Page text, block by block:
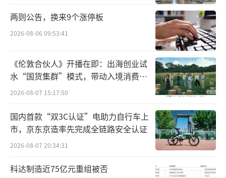
虽然营收在不断增长，但百济神州却仍没
实现盈利。这是怎么一回事？今年前三季度，
百济神州归母净利润亏损36.87亿元，虽然较去
年同期亏损有所收窄，但整体仍未显现出“造
血”能力，亏损情况并未得到根本改善。
的减少主要系上年同期收到百时美施贵宝（BM
S）仲裁和解产生的普通股确认的相关非现金收
益所致。
两则公告，换来9个涨停板
2026-08-06 09:53:41
《伦敦合伙人》开播在即：出海创业试
水“国货集群”模式，带动入境消费反
向种草
2026-08-07 15:17:50
国内首款“双3C认证”电助力自行车上
市，京东京造率先完成全链路安全认证
2026-08-07 20:34:31
科达制造近75亿元重组被否